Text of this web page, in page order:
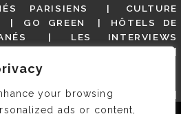
your browsing
ads or content,
PARISIENS
CULTURE
GO GREEN
HÔTELS DE
LES INTERVIEWS
NON CLASSÉ
RESTAURANTS
SIOU PLAIT